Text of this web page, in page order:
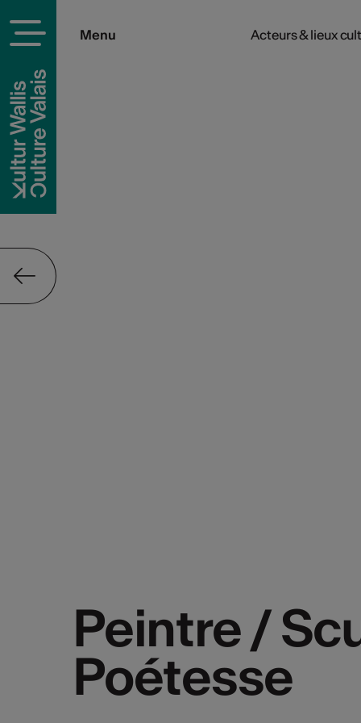
Menu Acteurs & lieux
Peintre /
Poétesse
Peintre /
Poétesse